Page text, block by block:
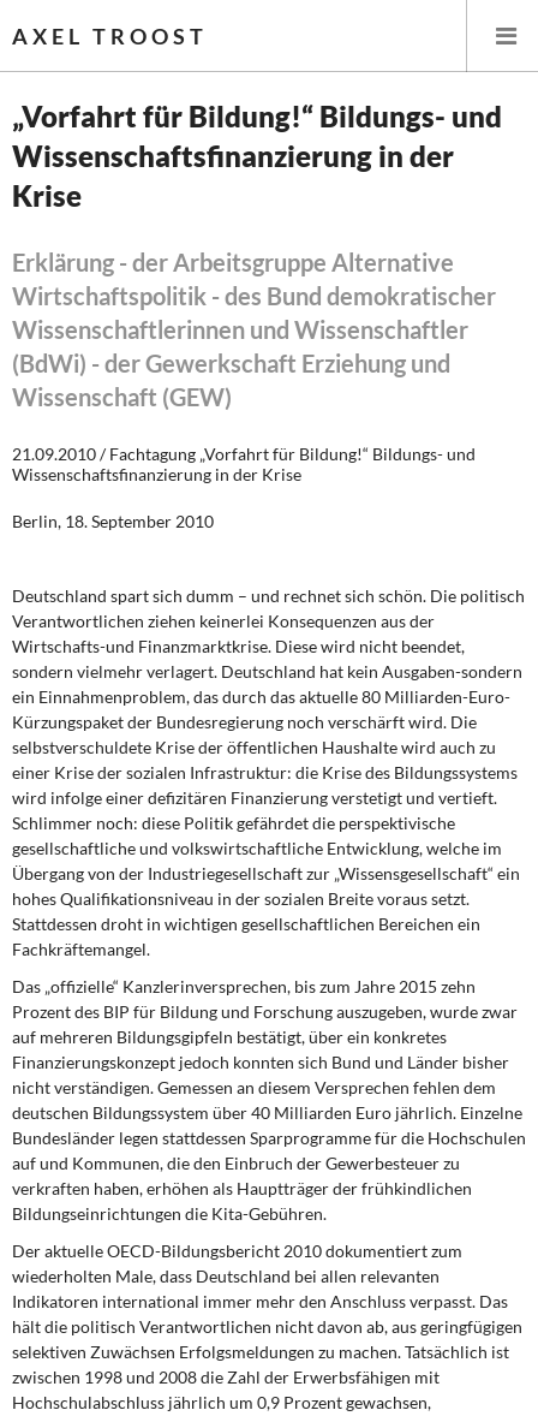
AXEL TROOST
Startseite
Leitlinien linker Wirtschafts- und Finanzpolitik
Wirtschaftspolitik
Steuer- und Finanzpolitik
Öffentliche Infrastruktur und Daseinsvorsorge
Weitere Themen
Memo-Gruppe
Institut Solidarische Moderne
Rosa-Luxemburg-Stiftung
Über mich
Kontakt
„Vorfahrt für Bildung!“ Bildungs- und
Wissenschaftsfinanzierung in der
Krise
Erklärung - der Arbeitsgruppe Alternative
Wirtschaftspolitik - des Bund demokratischer
Wissenschaftlerinnen und Wissenschaftler
(BdWi) - der Gewerkschaft Erziehung und
Wissenschaft (GEW)
21.09.2010 / Fachtagung „Vorfahrt für Bildung!“ Bildungs- und
Wissenschaftsfinanzierung in der Krise
Berlin, 18. September 2010
Deutschland spart sich dumm – und rechnet sich schön. Die politisch
Verantwortlichen ziehen keinerlei Konsequenzen aus der
Wirtschafts-und Finanzmarktkrise. Diese wird nicht beendet,
sondern vielmehr verlagert. Deutschland hat kein Ausgaben-sondern
ein Einnahmenproblem, das durch das aktuelle 80 Milliarden-Euro-
Kürzungspaket der Bundesregierung noch verschärft wird. Die
selbstverschuldete Krise der öffentlichen Haushalte wird auch zu
einer Krise der sozialen Infrastruktur: die Krise des Bildungssystems
wird infolge einer defizitären Finanzierung verstetigt und vertieft.
Schlimmer noch: diese Politik gefährdet die perspektivische
gesellschaftliche und volkswirtschaftliche Entwicklung, welche im
Übergang von der Industriegesellschaft zur „Wissensgesellschaft“ ein
hohes Qualifikationsniveau in der sozialen Breite voraus setzt.
Stattdessen droht in wichtigen gesellschaftlichen Bereichen ein
Fachkräftemangel.
Das „offizielle“ Kanzlerinversprechen, bis zum Jahre 2015 zehn
Prozent des BIP für Bildung und Forschung auszugeben, wurde zwar
auf mehreren Bildungsgipfeln bestätigt, über ein konkretes
Finanzierungskonzept jedoch konnten sich Bund und Länder bisher
nicht verständigen. Gemessen an diesem Versprechen fehlen dem
deutschen Bildungssystem über 40 Milliarden Euro jährlich. Einzelne
Bundesländer legen stattdessen Sparprogramme für die Hochschulen
auf und Kommunen, die den Einbruch der Gewerbesteuer zu
verkraften haben, erhöhen als Hauptträger der frühkindlichen
Bildungseinrichtungen die Kita-Gebühren.
Der aktuelle OECD-Bildungsbericht 2010 dokumentiert zum
wiederholten Male, dass Deutschland bei allen relevanten
Indikatoren international immer mehr den Anschluss verpasst. Das
hält die politisch Verantwortlichen nicht davon ab, aus geringfügigen
selektiven Zuwächsen Erfolgsmeldungen zu machen. Tatsächlich ist
zwischen 1998 und 2008 die Zahl der Erwerbsfähigen mit
Hochschulabschluss jährlich um 0,9 Prozent gewachsen,